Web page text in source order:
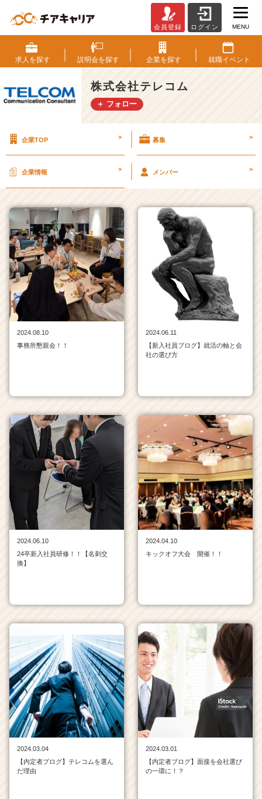
式
会
社
テ
レ
コ
イ
イ
ン
一
|
ベ
ン
チ
ャ
ー・
成
カ
ウ
ト
が
届
イ
キ
（C
h
e
e
r
C
a
r
e
e
r）
会員登録 ログイン MENU
求人を探す 説明会を探す 企業を探す 就職イベント
株式会社テレコム
＋ フォロー
企業TOP > 募集 >
企業情報 > メンバー >
2024.08.10
事務所懇親会！！
2024.06.11
【新入社員ブログ】就活の軸と会
社の選び方
2024.06.10
24卒新入社員研修！！【名刺交
換】
2024.04.10
キックオフ大会 開催！！
2024.03.04
【内定者ブログ】テレコムを選ん
だ理由
2024.03.01
【内定者ブログ】面接を会社選び
の一環に！？